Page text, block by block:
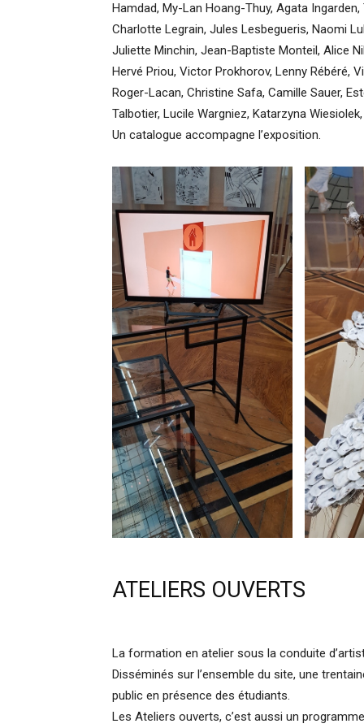
Hamdad, My-Lan Hoang-Thuy, Agata
Charlotte Legrain, Jules Lesbegueris, Naomi
Juliette Minchin, Jean-Baptiste Monteil, Alice
Hervé Priou, Victor Prokhorov, Lenny Rébéré,
Roger-Lacan, Christine Safa, Camille Sauer,
Talbotier, Lucile Wargniez, Katarzyna
Un catalogue accompagne l’exposition.
ATELIERS OUVERTS
La formation en atelier sous la conduite
Disséminés sur l’ensemble du site, une
public en présence des étudiants.
Les Ateliers ouverts, c’est aussi un